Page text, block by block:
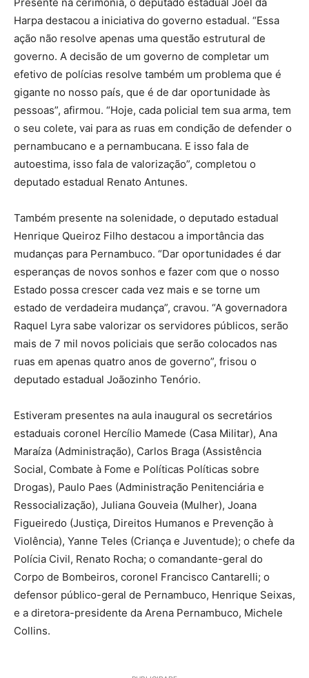
Presente na cerimônia, o deputado estadual Joel da
Harpa destacou a iniciativa do governo estadual. “Essa
ação não resolve apenas uma questão estrutural de
governo. A decisão de um governo de completar um
efetivo de polícias resolve também um problema que é
gigante no nosso país, que é de dar oportunidade às
pessoas”, afirmou. “Hoje, cada policial tem sua arma, tem
o seu colete, vai para as ruas em condição de defender o
pernambucano e a pernambucana. E isso fala de
autoestima, isso fala de valorização”, completou o
deputado estadual Renato Antunes.
Também presente na solenidade, o deputado estadual
Henrique Queiroz Filho destacou a importância das
mudanças para Pernambuco. “Dar oportunidades é dar
esperanças de novos sonhos e fazer com que o nosso
Estado possa crescer cada vez mais e se torne um
estado de verdadeira mudança”, cravou. “A governadora
Raquel Lyra sabe valorizar os servidores públicos, serão
mais de 7 mil novos policiais que serão colocados nas
ruas em apenas quatro anos de governo”, frisou o
deputado estadual Joãozinho Tenório.
Estiveram presentes na aula inaugural os secretários
estaduais coronel Hercílio Mamede (Casa Militar), Ana
Maraíza (Administração), Carlos Braga (Assistência
Social, Combate à Fome e Políticas Políticas sobre
Drogas), Paulo Paes (Administração Penitenciária e
Ressocialização), Juliana Gouveia (Mulher), Joana
Figueiredo (Justiça, Direitos Humanos e Prevenção à
Violência), Yanne Teles (Criança e Juventude); o chefe da
Polícia Civil, Renato Rocha; o comandante-geral do
Corpo de Bombeiros, coronel Francisco Cantarelli; o
defensor público-geral de Pernambuco, Henrique Seixas,
e a diretora-presidente da Arena Pernambuco, Michele
Collins.